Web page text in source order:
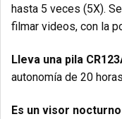
hasta 5 veces (5X).
filmar videos, con la
Lleva una pila
autonomía de 20
Es un visor